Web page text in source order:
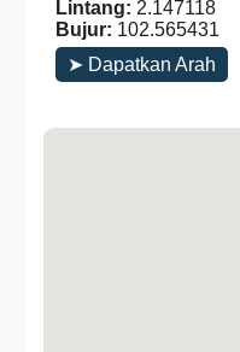
Lintang: 2.147118
Bujur: 102.565431
➤ Dapatkan Arah